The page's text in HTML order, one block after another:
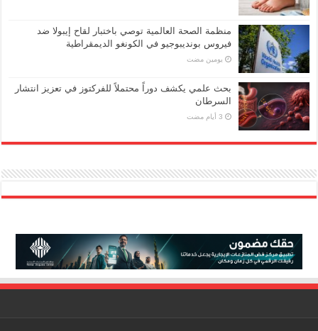
منظمة الصحة العالمية توصي باختبار لقاح إيبولا ضد
فيروس بونديبوجيو في الكونغو الديمقراطية
‏يومين مضت
بحث علمي يكشف دوراً محتملاً للفركتوز في تعزيز انتشار
السرطان